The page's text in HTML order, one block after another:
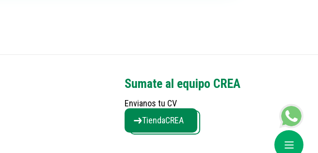
Sumate al equipo CREA
Envianos tu CV
TiendaCREA